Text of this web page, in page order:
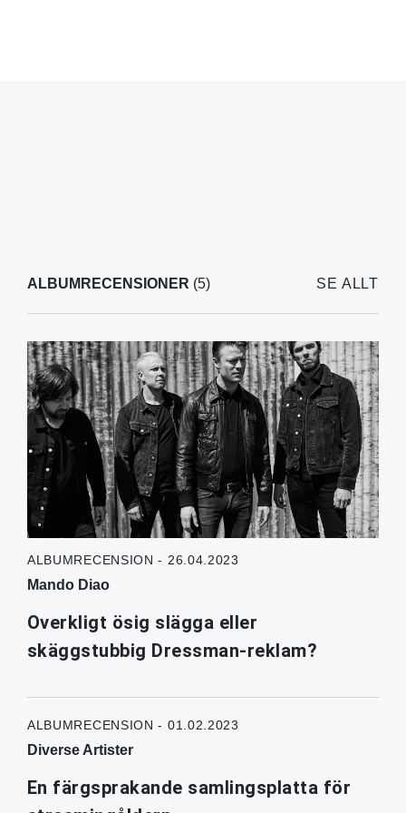
ALBUMRECENSIONER (5) SE ALLT
ALBUMRECENSION - 26.04.2023
Mando Diao
Overkligt ösig slägga eller
skäggstubbig Dressman-reklam?
ALBUMRECENSION - 01.02.2023
Diverse Artister
En färgsprakande samlingsplatta för